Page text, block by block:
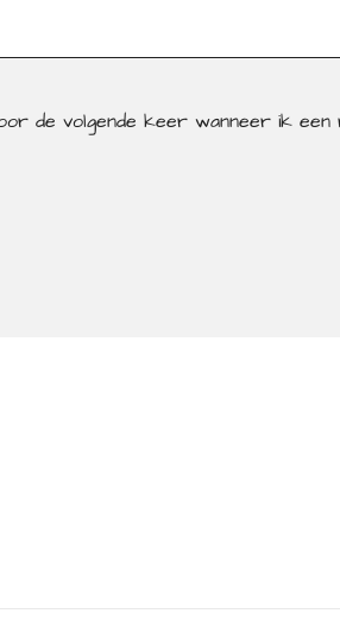
de volgende keer wanneer ik een